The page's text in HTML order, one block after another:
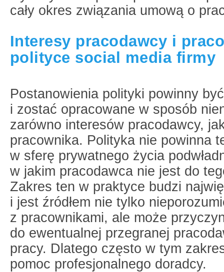
cały okres związania umową o
Interesy pracodawcy i
polityce social media firmy
Postanowienia polityki powinny
i zostać opracowane w sposób
zarówno interesów pracodawcy,
pracownika. Polityka nie powinna
w sferę prywatnego życia
w jakim pracodawca nie jest do
Zakres ten w praktyce budzi
i jest źródłem nie tylko
z pracownikami, ale może
do ewentualnej przegranej
pracy. Dlatego często w tym
pomoc profesjonalnego doradcy.